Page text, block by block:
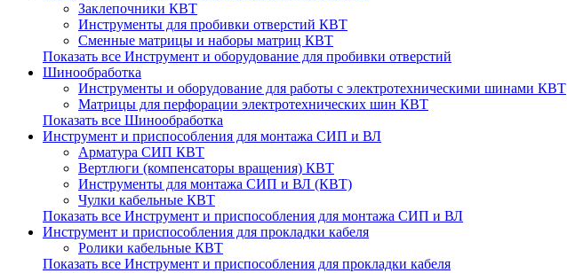
Заклепочники КВТ
Инструменты для пробивки отверстий КВТ
Сменные матрицы и наборы матриц КВТ
Показать все Инструмент и оборудование для пробивки отверстий
Шинообработка
Инструменты и оборудование для работы с электротехническими шинами КВТ
Матрицы для перфорации электротехнических шин КВТ
Показать все Шинообработка
Инструмент и приспособления для монтажа СИП и ВЛ
Арматура СИП КВТ
Вертлюги (компенсаторы вращения) КВТ
Инструменты для монтажа СИП и ВЛ (КВТ)
Чулки кабельные КВТ
Показать все Инструмент и приспособления для монтажа СИП и ВЛ
Инструмент и приспособления для прокладки кабеля
Ролики кабельные КВТ
Показать все Инструмент и приспособления для прокладки кабеля